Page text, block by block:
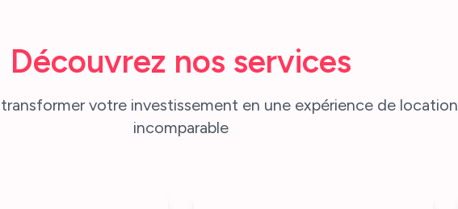
Découvrez nos services
votre investissement en une expérience de location
incomparable